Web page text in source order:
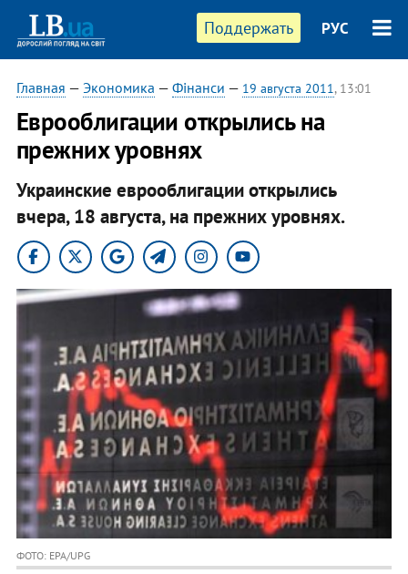
Поддержать РУС
Главная — Экономика — Фінанси — 19 августа 2011, 13:01
Еврооблигации открылись на
прежних уровнях
Украинские еврооблигации открылись
вчера, 18 августа, на прежних уровнях.
ФОТО: EPA/UPG